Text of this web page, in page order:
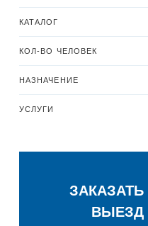
КАТАЛОГ
КОЛ-ВО ЧЕЛОВЕК
НАЗНАЧЕНИЕ
УСЛУГИ
ВЫЕЗД